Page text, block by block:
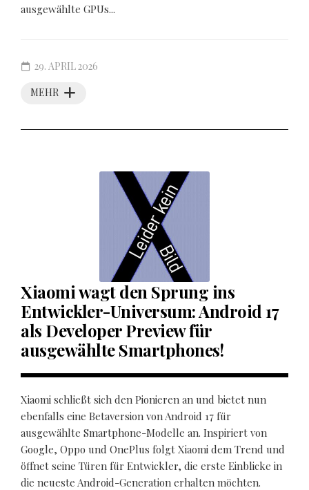
ausgewählte GPUs...
MEHR
29. APRIL 2026
Xiaomi wagt den Sprung ins
Entwickler-Universum: Android 17
als Developer Preview für
ausgewählte Smartphones!
Xiaomi schließt sich den Pionieren an und bietet nun
ebenfalls eine Betaversion von Android 17 für
ausgewählte Smartphone-Modelle an. Inspiriert von
Google, Oppo und OnePlus folgt Xiaomi dem Trend und
öffnet seine Türen für Entwickler, die erste Einblicke in
die neueste Android-Generation erhalten möchten.